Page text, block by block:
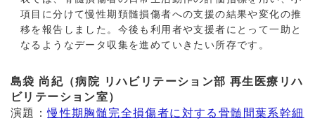
項目に分けて慢性期頚髄損傷者への支援の結果や変化の推
移を報告しました。今後も利用者や支援者にとって一助と
なるようなデータ収集を進めていきたい所存です。
島袋 尚紀（病院 リハビリテーション部 再生医療リハ
ビリテーション室）
演題：慢性期胸髄完全損傷者に対する骨髄間葉系幹細